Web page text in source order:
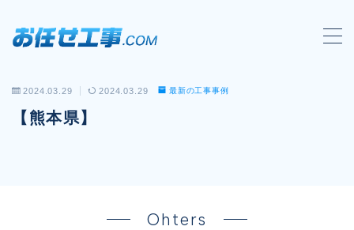
MENU
会社概要
2024.03.29 2024.03.29 最新の工事事例
【熊本県】
Ohters